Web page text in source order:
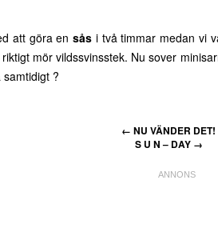
att göra en sås i två timmar medan vi
mör vildssvinsstek. Nu sover
samtidigt ?
← NU VÄNDER DET!
S U N – DAY →